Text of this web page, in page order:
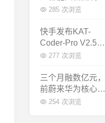
幕：多项重磅成果
球AI合作新中心
285 次浏览
快手发布KAT-
Coder-Pro V2.5：
首个能端到端跑通
编程模型
277 次浏览
三个月融数亿元，
前蔚来华为核心成
员联手创立日冕开
254 次浏览